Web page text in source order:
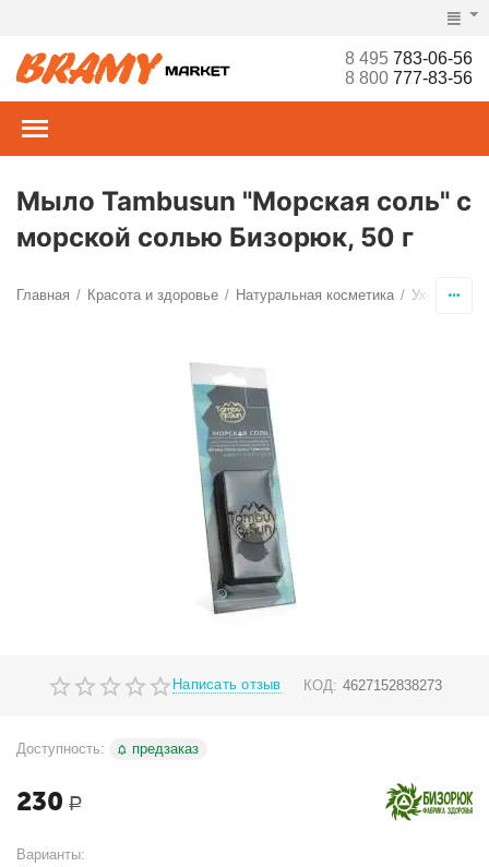
8 495783-06-56
8 800777-83-56
Мыло Tambusun "Морская соль" с
морской солью Бизорюк, 50 г
Главная / Красота и здоровье / Натуральная косметика / Уход за
Написать отзыв КОД: 4627152838273
Доступность: предзаказ
230 Р
Варианты: